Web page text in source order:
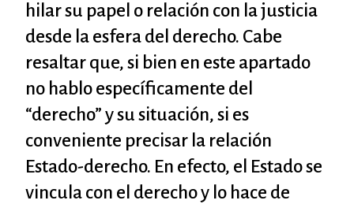
hilar su papel o relación con la justicia
desde la esfera del derecho. Cabe
resaltar que, si bien en este apartado
no hablo específicamente del
“derecho” y su situación, si es
conveniente precisar la relación
Estado-derecho. En efecto, el Estado se
vincula con el derecho y lo hace de